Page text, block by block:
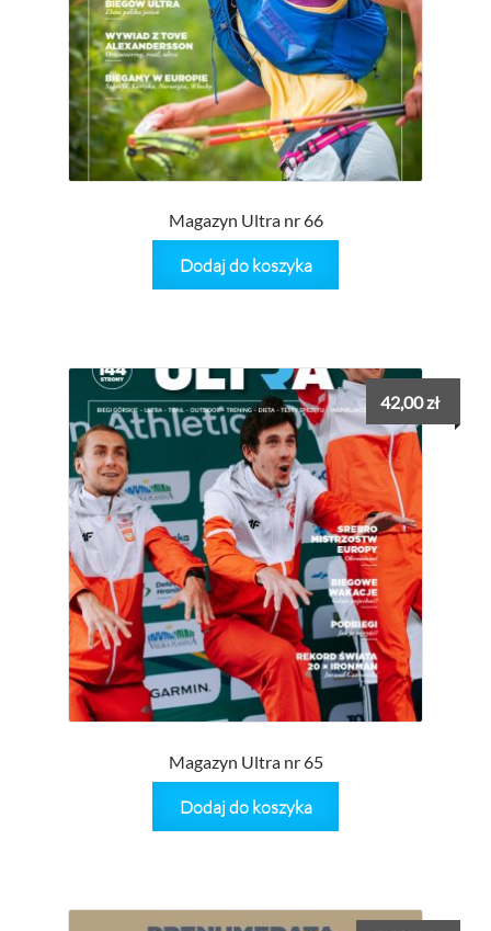
Magazyn Ultra nr 66
Dodaj do koszyka
Magazyn Ultra nr 65
42,00zł
Dodaj do koszyka